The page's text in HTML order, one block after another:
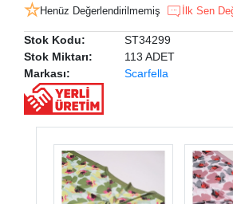
Henüz Değerlendirilmemiş İlk Sen
Stok Kodu:
ST34299
Stok Miktarı:
113 ADET
Markası:
Scarfella